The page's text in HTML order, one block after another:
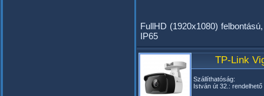
FullHD (1920x1080)
IP65
TP-Link
Szállíthatóság:
István út 32.: rendelhető